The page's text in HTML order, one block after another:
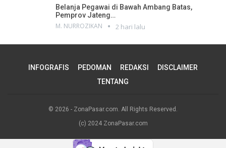
Belanja Pegawai di Bawah Ambang Batas,
Pemprov Jateng…
M. NURROZIKAN 2 hari lalu
INFOGRAFIS PEDOMAN REDAKSI
DISCLAIMER
TENTANG
© 2026 - ZonaPasar.com. All Rights Reserved.
(c) 2024 ZonaPasar.com